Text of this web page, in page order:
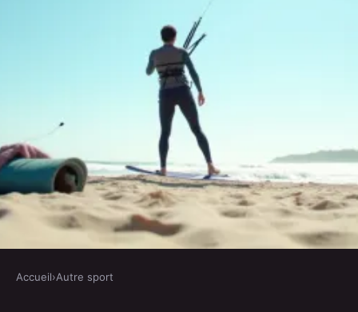
AUTRE SPORT
Accueil›Autre sport